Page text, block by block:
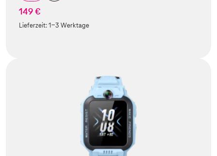
149 €
Lieferzeit:1-3 Werktage